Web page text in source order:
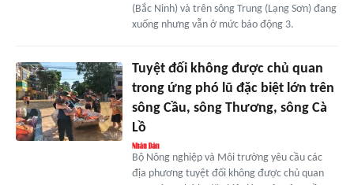
(Bắc Ninh) và trên sông Trung (Lạng Sơn) đang
xuống nhưng vẫn ở mức báo động 3.
Tuyệt đối không được chủ quan
trong ứng phó lũ đặc biệt lớn trên
sông Cầu, sông Thương, sông Cà
Lồ
Bộ Nông nghiệp và Môi trường yêu cầu các
địa phương tuyệt đối không được chủ quan